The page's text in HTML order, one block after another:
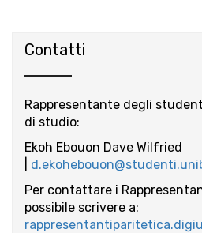
Contatti
Rappresentante degli
di studio:
Ekoh Ebouon Dave Wilfried
Per contattare i
possibile scrivere a: